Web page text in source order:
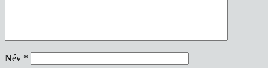
Név *